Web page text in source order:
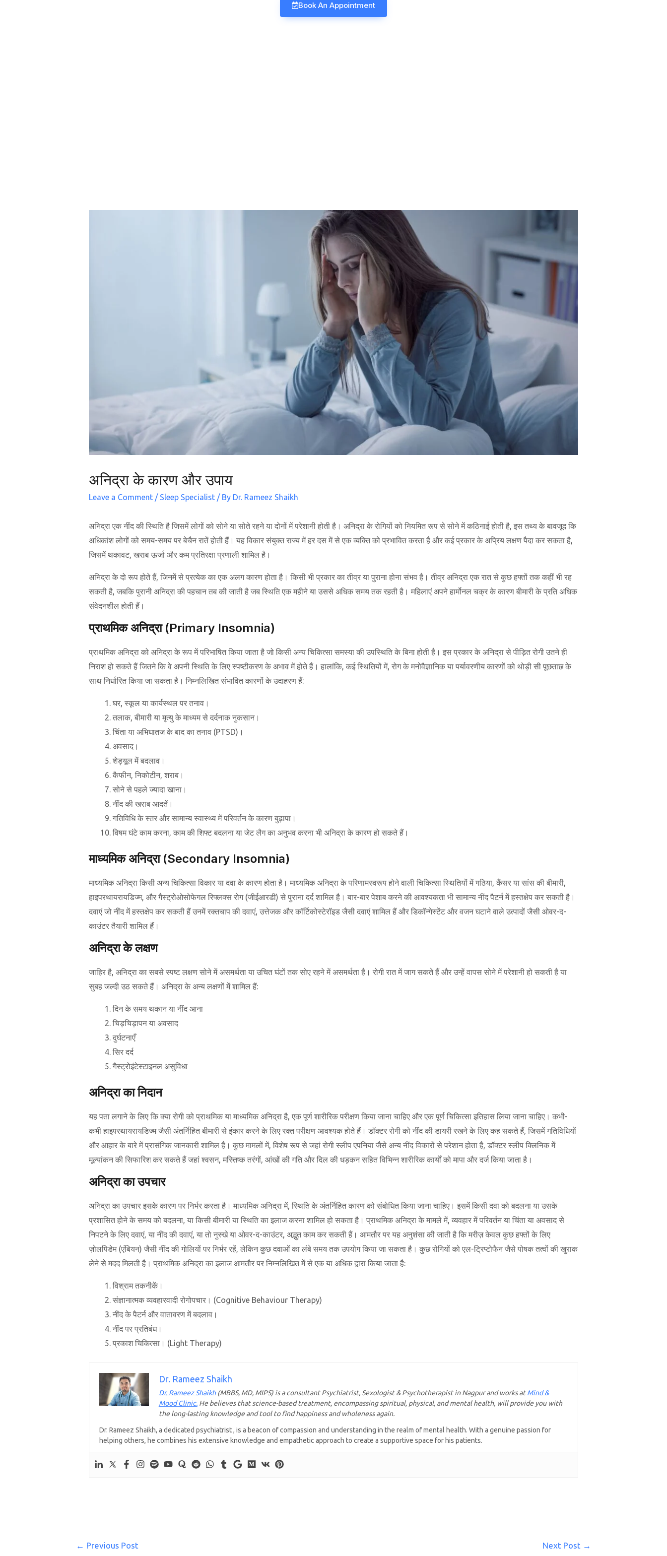
Book An Appointment
अनिद्रा के कारण और उपाय
Leave a Comment / Sleep Specialist/ By Dr. Rameez Shaikh
अनिद्रा एक नींद की स्थिति है जिसमें लोगों को सोने या सोते रहने या दोनों में परेशानी होती है। अनिद्रा के रोगियों को नियमित रूप से सोने में कठिनाई होती है, इस तथ्य के बावजूद कि
अधिकांश लोगों को समय-समय पर बेचैन रातें होती हैं। यह विकार संयुक्त राज्य में हर दस में से एक व्यक्ति को प्रभावित करता है और कई प्रकार के अप्रिय लक्षण पैदा कर सकता है,
जिसमें थकावट, खराब ऊर्जा और कम प्रतिरक्षा प्रणाली शामिल है।
अनिद्रा के दो रूप होते हैं, जिनमें से प्रत्येक का एक अलग कारण होता है। किसी भी प्रकार का तीव्र या पुराना होना संभव है। तीव्र अनिद्रा एक रात से कुछ हफ्तों तक कहीं भी रह
सकती है, जबकि पुरानी अनिद्रा की पहचान तब की जाती है जब स्थिति एक महीने या उससे अधिक समय तक रहती है। महिलाएं अपने हार्मोनल चक्र के कारण बीमारी के प्रति अधिक
संवेदनशील होती हैं।
प्राथमिकअनिद्रा (Primary Insomnia)
प्राथमिक अनिद्रा को अनिद्रा के रूप में परिभाषित किया जाता है जो किसी अन्य चिकित्सा समस्या की उपस्थिति के बिना होती है। इस प्रकार के अनिद्रा से पीड़ित रोगी उतने ही
निराश हो सकते हैं जितने कि वे अपनी स्थिति के लिए स्पष्टीकरण के अभाव में होते हैं। हालांकि, कई स्थितियों में, रोग के मनोवैज्ञानिक या पर्यावरणीय कारणों को थोड़ी सी पूछताछ के
साथ निर्धारित किया जा सकता है। निम्नलिखित संभावित कारणों के उदाहरण हैं:
घर, स्कूल या कार्यस्थल पर तनाव।
तलाक, बीमारी या मृत्यु के माध्यम से दर्दनाक नुकसान।
चिंता या अभिघातज के बाद का तनाव (PTSD)।
अवसाद।
शेड्यूल में बदलाव।
कैफीन, निकोटीन, शराब।
सोने से पहले ज्यादा खाना।
नींद की खराब आदतें।
गतिविधि के स्तर और सामान्य स्वास्थ्य में परिवर्तन के कारण बुढ़ापा।
विषम घंटे काम करना, काम की शिफ्ट बदलना या जेट लैग का अनुभव करना भी अनिद्रा के कारण हो सकते हैं।
माध्यमिक अनिद्रा (Secondary Insomnia)
माध्यमिक अनिद्रा किसी अन्य चिकित्सा विकार या दवा के कारण होता है। माध्यमिक अनिद्रा के परिणामस्वरूप होने वाली चिकित्सा स्थितियों में गठिया, कैंसर या सांस की बीमारी,
हाइपरथायरायडिज्म, और गैस्ट्रोओसोफेगल रिफ्लक्स रोग (जीईआरडी) से पुराना दर्द शामिल है। बार-बार पेशाब करने की आवश्यकता भी सामान्य नींद पैटर्न में हस्तक्षेप कर सकती है।
दवाएं जो नींद में हस्तक्षेप कर सकती हैं उनमें रक्तचाप की दवाएं, उत्तेजक और कॉर्टिकोस्टेरॉइड जैसी दवाएं शामिल हैं और डिकॉन्गेस्टेंट और वजन घटाने वाले उत्पादों जैसी ओवर-द-
काउंटर तैयारी शामिल हैं।
अनिद्रा के लक्षण
जाहिर है, अनिद्रा का सबसे स्पष्ट लक्षण सोने में असमर्थता या उचित घंटों तक सोए रहने में असमर्थता है। रोगी रात में जाग सकते हैं और उन्हें वापस सोने में परेशानी हो सकती है या
सुबह जल्दी उठ सकते हैं। अनिद्रा के अन्य लक्षणों में शामिल हैं:
दिन के समय थकान या नींद आना
चिड़चिड़ापन या अवसाद
दुर्घटनाएँ
सिर दर्द
गैस्ट्रोइंटेस्टाइनल असुविधा
अनिद्रा का निदान
यह पता लगाने के लिए कि क्या रोगी को प्राथमिक या माध्यमिक अनिद्रा है, एक पूर्ण शारीरिक परीक्षण किया जाना चाहिए और एक पूर्ण चिकित्सा इतिहास लिया जाना चाहिए। कभी-
कभी हाइपरथायरायडिज्म जैसी अंतर्निहित बीमारी से इंकार करने के लिए रक्त परीक्षण आवश्यक होते हैं। डॉक्टर रोगी को नींद की डायरी रखने के लिए कह सकते हैं, जिसमें गतिविधियों
और आहार के बारे में प्रासंगिक जानकारी शामिल है। कुछ मामलों में, विशेष रूप से जहां रोगी स्लीप एपनिया जैसे अन्य नींद विकारों से परेशान होता है, डॉक्टर स्लीप क्लिनिक में
मूल्यांकन की सिफारिश कर सकते हैं जहां श्वसन, मस्तिष्क तरंगों, आंखों की गति और दिल की धड़कन सहित विभिन्न शारीरिक कार्यों को मापा और दर्ज किया जाता है।
अनिद्रा का उपचार
अनिद्रा का उपचार इसके कारण पर निर्भर करता है। माध्यमिक अनिद्रा में, स्थिति के अंतर्निहित कारण को संबोधित किया जाना चाहिए। इसमें किसी दवा को बदलना या उसके
प्रशासित होने के समय को बदलना, या किसी बीमारी या स्थिति का इलाज करना शामिल हो सकता है। प्राथमिक अनिद्रा के मामले में, व्यवहार में परिवर्तन या चिंता या अवसाद से
निपटने के लिए दवाएं, या नींद की दवाएं, या तो नुस्खे या ओवर-द-काउंटर, अद्भुत काम कर सकती हैं। आमतौर पर यह अनुशंसा की जाती है कि मरीज़ केवल कुछ हफ्तों के लिए
ज़ोलपिडेम (एंबियन) जैसी नींद की गोलियों पर निर्भर रहें, लेकिन कुछ दवाओं का लंबे समय तक उपयोग किया जा सकता है। कुछ रोगियों को एल-ट्रिप्टोफैन जैसे पोषक तत्वों की खुराक
लेने से मदद मिलती है। प्राथमिक अनिद्रा का इलाज आमतौर पर निम्नलिखित में से एक या अधिक द्वारा किया जाता है:
विश्राम तकनीकें।
संज्ञानात्मक व्यवहारवादी रोगोपचार। (Cognitive Behaviour Therapy)
नींद के पैटर्न और वातावरण में बदलाव।
नींद पर प्रतिबंध।
प्रकाश चिकित्सा। (Light Therapy)
Dr. Rameez Shaikh
Dr. Rameez Shaikh(MBBS, MD, MIPS) is a consultant Psychiatrist, Sexologist & Psychotherapist in Nagpur and works atMind &
Mood Clinic.He believes that science-based treatment, encompassing spiritual, physical, and mental health, will provide you with
the long-lasting knowledge and tool to find happiness and wholeness again.
Dr. Rameez Shaikh, a dedicated psychiatrist , is a beacon of compassion and understanding in the realm of mental health. With a genuine passion for
helping others, he combines his extensive knowledge and empathetic approach to create a supportive space for his patients.
← Previous Post Next Post →